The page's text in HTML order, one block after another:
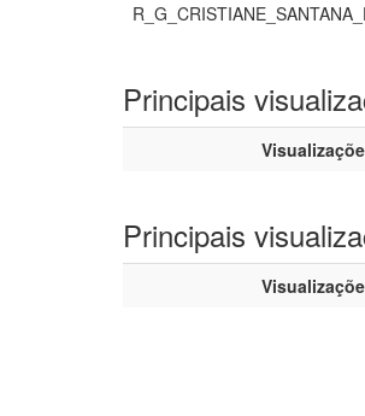
Principais
Principais